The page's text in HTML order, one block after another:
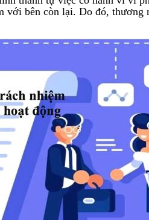
bên còn lại. Do đó,